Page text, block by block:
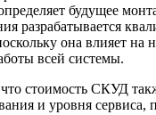
будущее
разрабатывается
она влияет на
всей системы.
стоимость СКУД
и уровня сервиса,